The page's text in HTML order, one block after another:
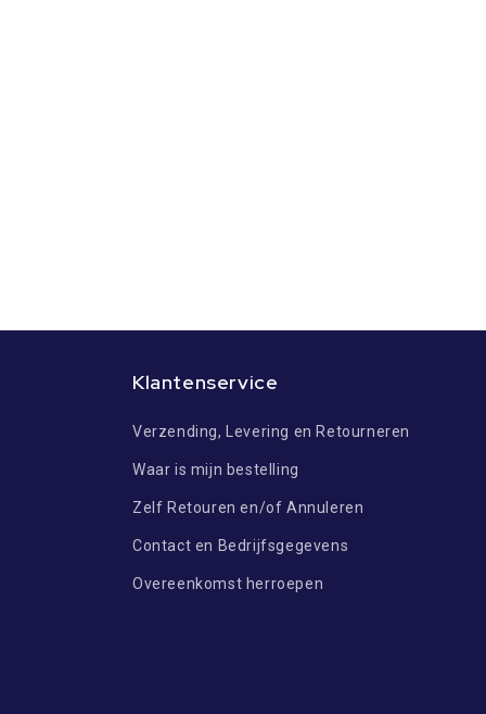
Klantenservice
Verzending, Levering en Retourneren
Waar is mijn bestelling
Zelf Retouren en/of Annuleren
Contact en Bedrijfsgegevens
Overeenkomst herroepen